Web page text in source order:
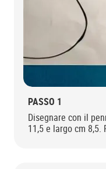
PASSO 1
Disegnare con il
11,5 e largo cm 8,5.